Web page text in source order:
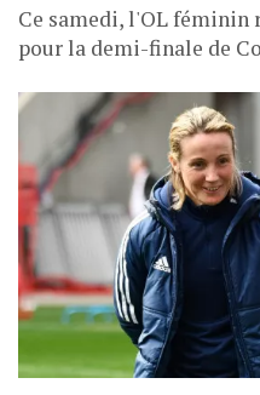
Ce samedi, l'OL féminin
pour la demi-finale de